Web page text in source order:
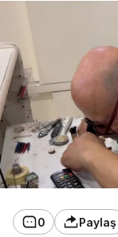
0 Paylaş